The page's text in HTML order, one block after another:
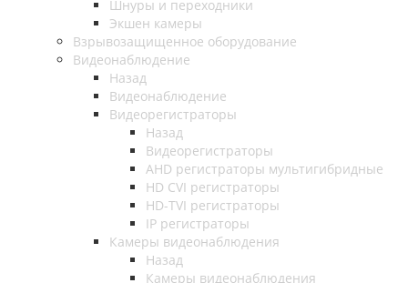
Шнуры и переходники
Экшен камеры
Взрывозащищенное оборудование
Видеонаблюдение
Назад
Видеонаблюдение
Видеорегистраторы
Назад
Видеорегистраторы
AHD регистраторы мультигибридные
HD CVI регистраторы
HD-TVI регистраторы
IP регистраторы
Камеры видеонаблюдения
Назад
Камеры видеонаблюдения